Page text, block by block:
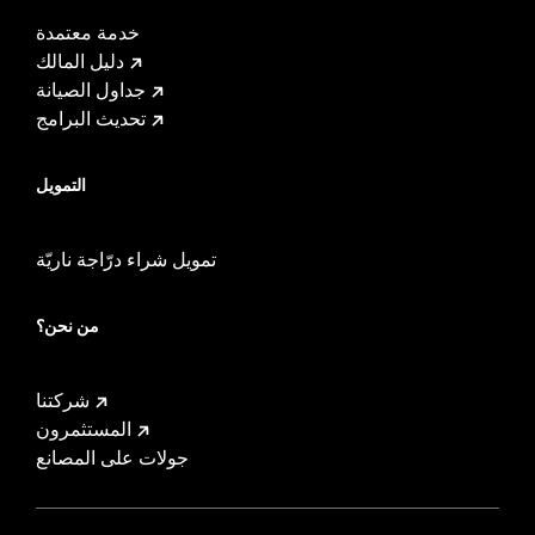
خدمة معتمدة
دليل المالك
جداول الصيانة
تحديث البرامج
التمويل
تمويل شراء درّاجة ناريّة
من نحن؟
شركتنا
المستثمرون
جولات على المصانع